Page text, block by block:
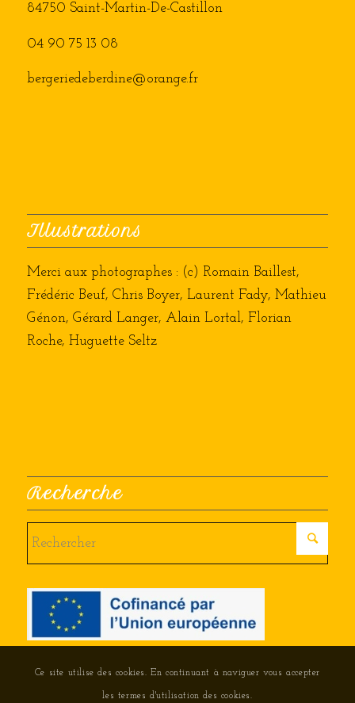
84750 Saint-Martin-De-Castillon
04 90 75 13 08
bergeriedeberdine@orange.fr
Illustrations
Merci aux photographes : (c) Romain Baillest,
Frédéric Beuf, Chris Boyer, Laurent Fady, Mathieu
Génon, Gérard Langer, Alain Lortal, Florian
Roche, Huguette Seltz
Recherche
Ce site utilise des cookies. En continuant à naviguer vous accepter
les termes d'utilisation des cookies.